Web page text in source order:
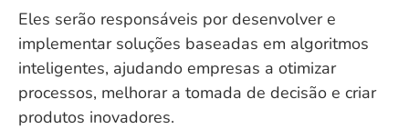
Eles serão responsáveis por desenvolver e
implementar soluções baseadas em algoritmos
inteligentes, ajudando empresas a otimizar
processos, melhorar a tomada de decisão e criar
produtos inovadores.